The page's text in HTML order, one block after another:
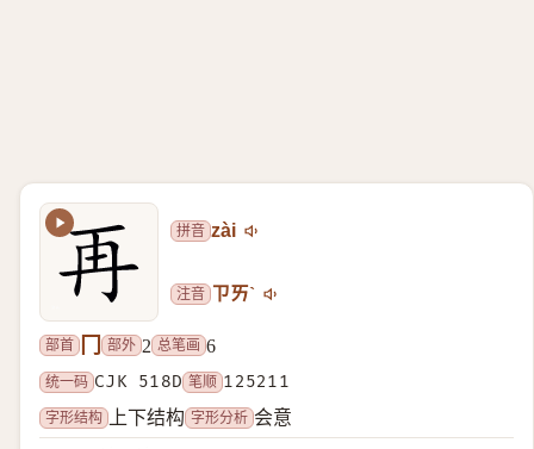
拼音 zài
注音 ㄗㄞˋ
部首 部外 2 总笔画 6
统一码 CJK 518D 笔顺 125211
字形结构
上下结构 字形分析 会意